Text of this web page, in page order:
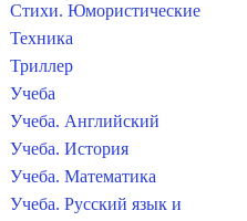
Стихи. Юмористические
Техника
Триллер
Учеба
Учеба. Английский
Учеба. История
Учеба. Математика
Учеба. Русский язык и